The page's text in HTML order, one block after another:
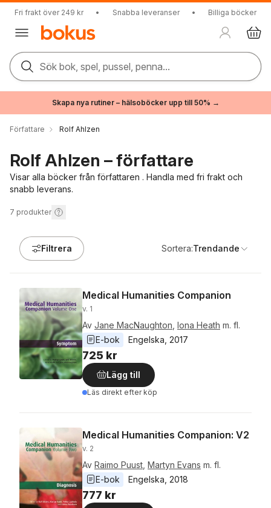
Fri frakt över 249 kr • Snabba leveranser • Billiga böcker
Sök bok, spel, pussel, penna...
Skapa nya rutiner – hälsoböcker upp till 50% →
Författare Rolf Ahlzen
Rolf Ahlzen – författare
Visar alla böcker från författaren . Handla med fri frakt och
snabb leverans.
7 produkter
Filtrera Sortera:Trendande
Medical Humanities Companion
v. 1
Av Jane MacNaughton Iona Heath m. fl.
E-bok
Engelska 2017
725 kr
Lägg till
Läs direkt efter köp
Medical Humanities Companion: V2
v. 2
Av Raimo Puust Martyn Evans m. fl.
E-bok
Engelska 2018
777 kr